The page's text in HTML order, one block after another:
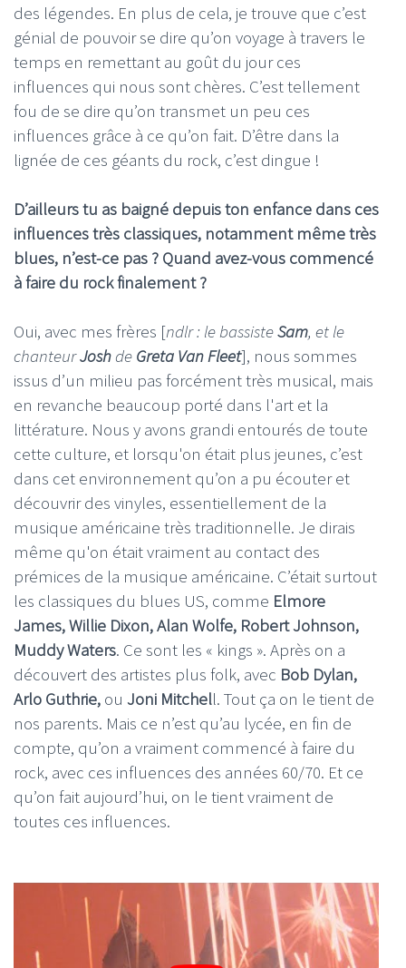
des légendes. En plus de cela, je trouve que c’est
génial de pouvoir se dire qu’on voyage à travers le
temps en remettant au goût du jour ces
influences qui nous sont chères. C’est tellement
fou de se dire qu’on transmet un peu ces
influences grâce à ce qu’on fait. D’être dans la
lignée de ces géants du rock, c’est dingue !
D’ailleurs tu as baigné depuis ton enfance dans ces
influences très classiques, notamment même très
blues, n’est-ce pas ? Quand avez-vous commencé
à faire du rock finalement ?
Oui, avec mes frères [ndlr : le bassisteSam, et le
chanteurJoshde Greta Van Fleet], nous sommes
issus d’un milieu pas forcément très musical, mais
en revanche beaucoup porté dans l'art et la
littérature. Nous y avons grandi entourés de toute
cette culture, et lorsqu'on était plus jeunes, c’est
dans cet environnement qu’on a pu écouter et
découvrir des vinyles, essentiellement de la
musique américaine très traditionnelle. Je dirais
même qu'on était vraiment au contact des
prémices de la musique américaine. C’était surtout
les classiques du blues US, comme Elmore
James, Willie Dixon, Alan Wolfe, Robert Johnson,
Muddy Waters. Ce sont les « kings ». Après on a
découvert des artistes plus folk, avec Bob Dylan,
Arlo Guthrie, ou Joni Mitchell. Tout ça on le tient de
nos parents. Mais ce n’est qu’au lycée, en fin de
compte, qu’on a vraiment commencé à faire du
rock, avec ces influences des années 60/70. Et ce
qu’on fait aujourd’hui, on le tient vraiment de
toutes ces influences.